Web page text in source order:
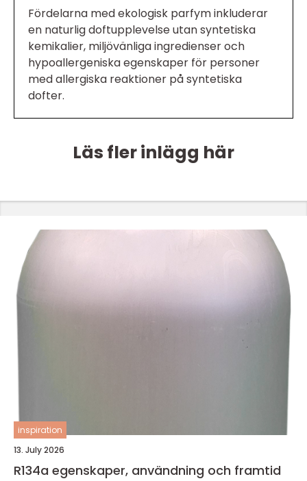
Fördelarna med ekologisk parfym inkluderar
en naturlig doftupplevelse utan syntetiska
kemikalier, miljövänliga ingredienser och
hypoallergeniska egenskaper för personer
med allergiska reaktioner på syntetiska
dofter.
Läs fler inlägg här
inspiration
13. July 2026
R134a egenskaper, användning och framtid